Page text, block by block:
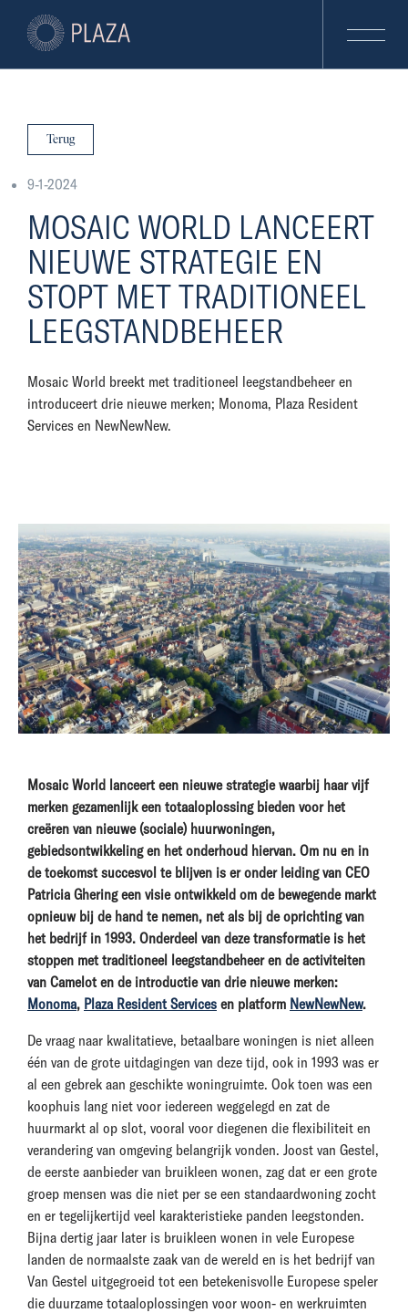
Terug
9-1-2024
MOSAIC WORLD LANCEERT
NIEUWE STRATEGIE EN
STOPT MET TRADITIONEEL
LEEGSTANDBEHEER
Mosaic World breekt met traditioneel leegstandbeheer en
introduceert drie nieuwe merken; Monoma, Plaza Resident
Services en NewNewNew.
Mosaic World lanceert een nieuwe strategie waarbij haar vijf
merken gezamenlijk een totaaloplossing bieden voor het
creëren van nieuwe (sociale) huurwoningen,
gebiedsontwikkeling en het onderhoud hiervan. Om nu en in
de toekomst succesvol te blijven is er onder leiding van CEO
Patricia Ghering een visie ontwikkeld om de bewegende markt
opnieuw bij de hand te nemen, net als bij de oprichting van
het bedrijf in 1993. Onderdeel van deze transformatie is het
stoppen met traditioneel leegstandbeheer en de activiteiten
van Camelot en de introductie van drie nieuwe merken:
Monoma, Plaza Resident Services en platform NewNewNew.
De vraag naar kwalitatieve, betaalbare woningen is niet alleen
één van de grote uitdagingen van deze tijd, ook in 1993 was er
al een gebrek aan geschikte woningruimte. Ook toen was een
koophuis lang niet voor iedereen weggelegd en zat de
huurmarkt al op slot, vooral voor diegenen die flexibiliteit en
verandering van omgeving belangrijk vonden. Joost van Gestel,
de eerste aanbieder van bruikleen wonen, zag dat er een grote
groep mensen was die niet per se een standaardwoning zocht
en er tegelijkertijd veel karakteristieke panden leegstonden.
Bijna dertig jaar later is bruikleen wonen in vele Europese
landen de normaalste zaak van de wereld en is het bedrijf van
Van Gestel uitgegroeid tot een betekenisvolle Europese speler
die duurzame totaaloplossingen voor woon- en werkruimten